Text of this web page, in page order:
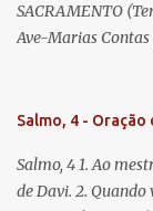
SACRAMENTO
Ave-Marias Contas
Vós morra eu! Nas
que nos salva, dá-
misericórdia. (no
Salmo, 4 - Oração
Salmo, 4 1. Ao
de Davi. 2.